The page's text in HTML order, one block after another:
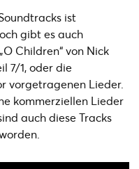
ist
gibt es auch
Children“ von Nick
7/1, oder die
vorgetragenen Lieder.
kommerziellen Lieder
auch diese Tracks